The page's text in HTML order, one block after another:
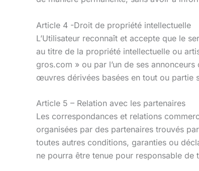
Article 4 -Droit de propriété intellectuelle
L’Utilisateur reconnaît et accepte que le
au titre de la propriété intellectuelle ou
gros.com » ou par l’un de ses
œuvres dérivées basées en tout ou partie
Article 5 – Relation avec les partenaires
Les correspondances et relations
organisées par des partenaires trouvés
toutes autres conditions, garanties ou
ne pourra être tenue pour responsable